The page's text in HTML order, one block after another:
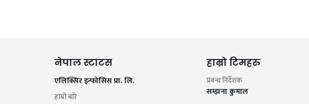
नेपाल स्टाटस
एलिक्सिर इन्फोसिस प्रा. लि.
हाम्रो बारे
हाम्रो टिमहरु
प्रबन्ध निर्देशक
सम्झना कुमाल